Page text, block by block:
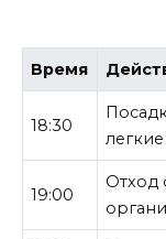
Время
18:30
19:00
Отход